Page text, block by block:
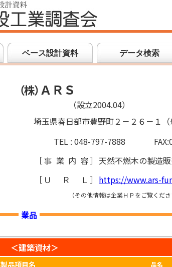
ベース設計資料 データ検索
（株）ＡＲＳ
（設立2004.04）
埼玉県春日部市豊野町２－２６－１（
TEL : 048-797-7888
［事業内容］ 天然不燃木の製造
［ ＵＲＬ ］ https://www.ars-
（その他情報は企業ＨＰをご覧くださ
業品
＜建築資材＞
製品項目名 品名